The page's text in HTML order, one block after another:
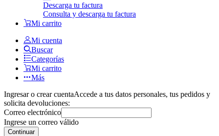
Descarga tu factura
Consulta y descarga tu factura
Mi carrito
Mi cuenta
Buscar
Categorías
Mi carrito
Más
Ingresar o crear cuentaAccede a tus datos personales, tus pedidos y
solicita devoluciones:
Correo electrónico
Ingrese un correo válido
Continuar